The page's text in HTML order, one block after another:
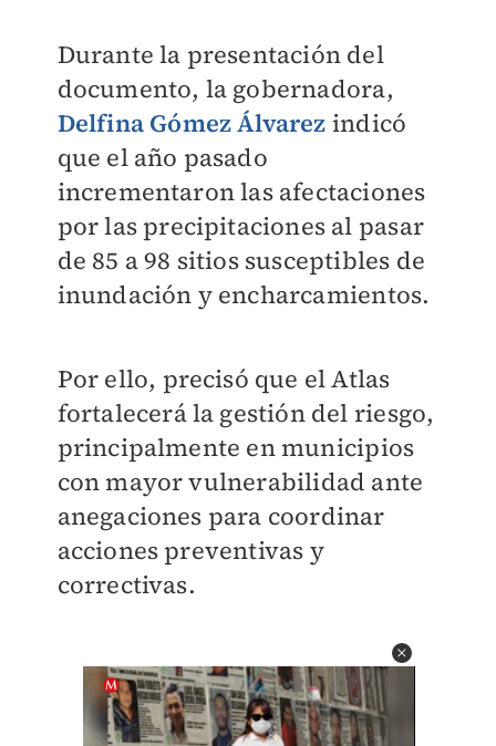
Durante la presentación del
documento, la gobernadora,
Delfina Gómez Álvarez indicó
que el año pasado
incrementaron las afectaciones
por las precipitaciones al pasar
de 85 a 98 sitios susceptibles de
inundación y encharcamientos.
Por ello, precisó que el Atlas
fortalecerá la gestión del riesgo,
principalmente en municipios
con mayor vulnerabilidad ante
anegaciones para coordinar
acciones preventivas y
correctivas.